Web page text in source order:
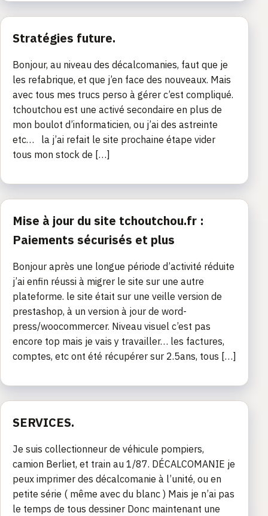
Stratégies future.
Bonjour, au niveau des décalcomanies, faut que je
les refabrique, et que j’en face des nouveaux. Mais
avec tous mes trucs perso à gérer c’est compliqué.
tchoutchou est une activé secondaire en plus de
mon boulot d’informaticien, ou j’ai des astreinte
etc… la j’ai refait le site prochaine étape vider
tous mon stock de […]
Mise à jour du site tchoutchou.fr :
Paiements sécurisés et plus
Bonjour après une longue période d’activité réduite
j’ai enfin réussi à migrer le site sur une autre
plateforme. le site était sur une veille version de
prestashop, à un version à jour de word-
press/woocommercer. Niveau visuel c’est pas
encore top mais je vais y travailler… les factures,
comptes, etc ont été récupérer sur 2.5ans, tous […]
SERVICES.
Je suis collectionneur de véhicule pompiers,
camion Berliet, et train au 1/87. DÉCALCOMANIE je
peux imprimer des décalcomanie à l’unité, ou en
petite série ( même avec du blanc ) Mais je n’ai pas
le temps de tous dessiner Donc maintenant une